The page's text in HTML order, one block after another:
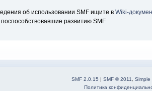
об использовании SMF ищите вWiki-
развитию SMF.
SMF 2.0.15 | SMF © 2011, Simple
Политика